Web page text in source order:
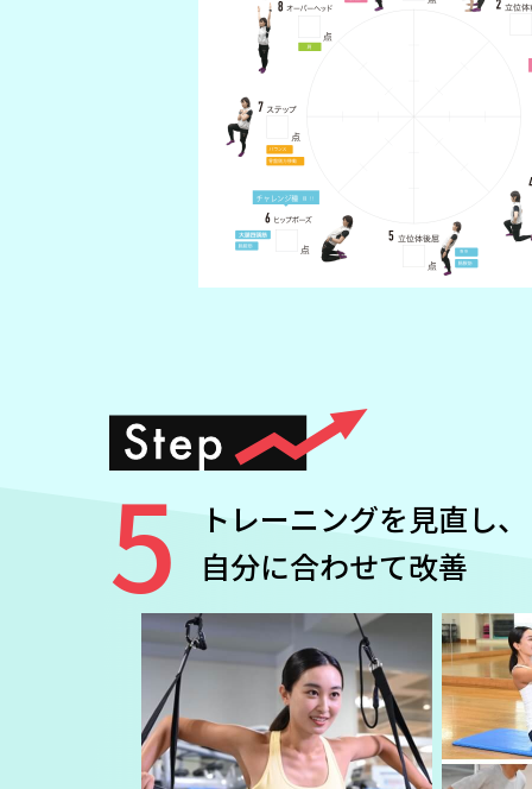
5
トレーニングを見直し、
自分に合わせて改善